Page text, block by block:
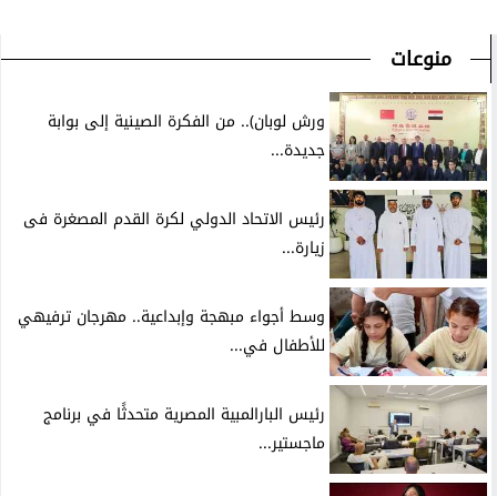
منوعات
ورش لوبان).. من الفكرة الصينية إلى بوابة
جديدة...
رئيس الاتحاد الدولي لكرة القدم المصغرة فى
زيارة...
وسط أجواء مبهجة وإبداعية.. مهرجان ترفيهي
للأطفال في...
رئيس البارالمبية المصرية متحدثًا في برنامج
ماجستير...